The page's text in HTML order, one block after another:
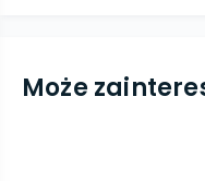
Może